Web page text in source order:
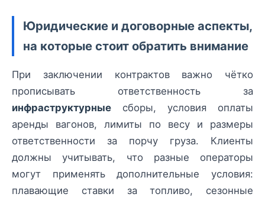
Юридические и договорные аспекты,
на которые стоит обратить внимание
При заключении контрактов важно чётко
прописывать ответственность за
инфраструктурные сборы, условия оплаты
аренды вагонов, лимиты по весу и размеры
ответственности за порчу груза. Клиенты
должны учитывать, что разные операторы
могут применять дополнительные условия:
плавающие ставки за топливо, сезонные